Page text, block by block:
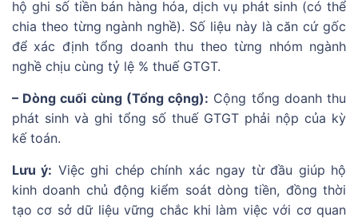
hộ ghi số tiền bán hàng hóa, dịch vụ phát sinh (có thể
chia theo từng ngành nghề). Số liệu này là căn cứ gốc
để xác định tổng doanh thu theo từng nhóm ngành
nghề chịu cùng tỷ lệ % thuế GTGT.
– Dòng cuối cùng (Tổng cộng): Cộng tổng doanh thu
phát sinh và ghi tổng số thuế GTGT phải nộp của kỳ
kế toán.
Lưu ý: Việc ghi chép chính xác ngay từ đầu giúp hộ
kinh doanh chủ động kiểm soát dòng tiền, đồng thời
tạo cơ sở dữ liệu vững chắc khi làm việc với cơ quan